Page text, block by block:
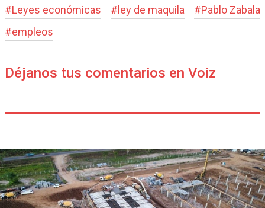
#Leyes económicas #ley de maquila #Pablo Zabala
#empleos
Déjanos tus comentarios en Voiz